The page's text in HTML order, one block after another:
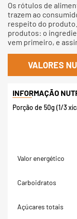
Os rótulos de
trazem ao
respeito do
produtos: o
vem primeiro, e
VALORES
Porção de 50g (1/3
Valor energético
Carboidratos
Açúcares totais